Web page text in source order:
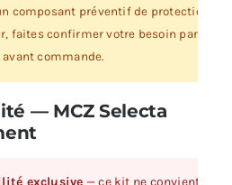
composant préventif de protection
faites confirmer votre besoin par un
commande.
— MCZ Selecta